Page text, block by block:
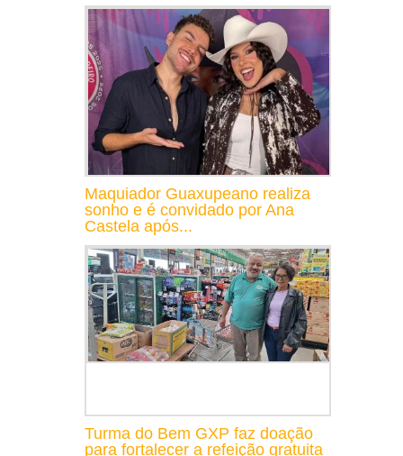
Maquiador Guaxupeano realiza
sonho e é convidado por Ana
Castela após...
Turma do Bem GXP faz doação
para fortalecer a refeição gratuita